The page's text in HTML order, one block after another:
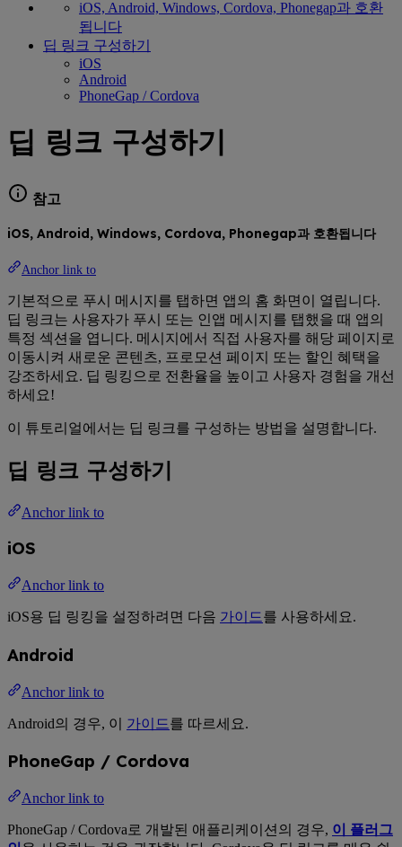
iOS, Android, Windows, Cordova, Phonegap과 호환
됩니다
딥 링크 구성하기
iOS
Android
PhoneGap / Cordova
딥 링크 구성하기
참고
iOS, Android, Windows, Cordova, Phonegap과 호환됩니다
Anchor link to
기본적으로 푸시 메시지를 탭하면 앱의 홈 화면이 열립니다.
딥 링크는 사용자가 푸시 또는 인앱 메시지를 탭했을 때 앱의
특정 섹션을 엽니다. 메시지에서 직접 사용자를 해당 페이지로
이동시켜 새로운 콘텐츠, 프로모션 페이지 또는 할인 혜택을
강조하세요. 딥 링킹으로 전환율을 높이고 사용자 경험을 개선
하세요!
이 튜토리얼에서는 딥 링크를 구성하는 방법을 설명합니다.
딥 링크 구성하기
Anchor link to
iOS
Anchor link to
iOS용 딥 링킹을 설정하려면 다음 가이드를 사용하세요.
Android
Anchor link to
Android의 경우, 이 가이드를 따르세요.
PhoneGap / Cordova
Anchor link to
PhoneGap / Cordova로 개발된 애플리케이션의 경우, 이 플러그